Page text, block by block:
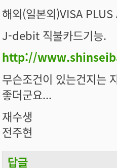
해외(일본외)VISA
J-debit 직불카드기능.
http://
무슨조건이 있는건지는
좋더군요...
재수생
전주현
답글